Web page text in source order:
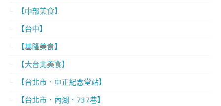
【中部美食】
【台中】
【基隆美食】
【大台北美食】
【台北市．中正紀念堂站】
【台北市．內湖．737巷】